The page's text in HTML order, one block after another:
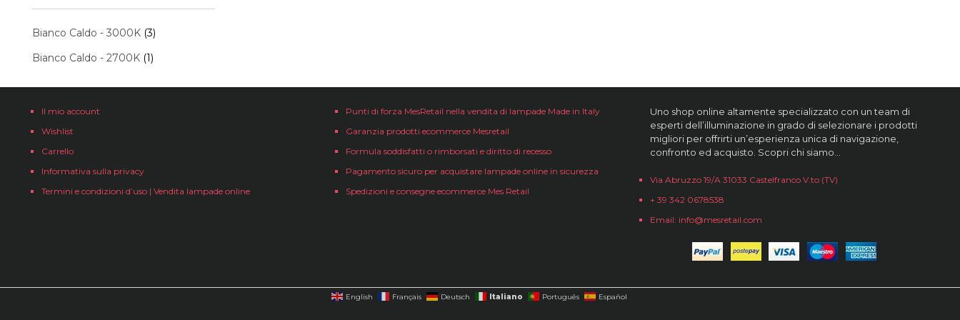
Bianco Caldo - 3000K (3)
Bianco Caldo - 2700K (1)
Il mio account
Wishlist
Carrello
Informativa sulla privacy
Termini e condizioni d’uso | Vendita lampade online
Punti di forza MesRetail nella vendita di lampade Made in Italy
Garanzia prodotti ecommerce Mesretail
Formula soddisfatti o rimborsati e diritto di recesso
Pagamento sicuro per acquistare lampade online in sicurezza
Spedizioni e consegne ecommerce Mes Retail
Uno shop online altamente specializzato con un team di
esperti dell’illuminazione in grado di selezionare i prodotti
migliori per offrirti un’esperienza unica di navigazione,
confronto ed acquisto. Scopri chi siamo…
Via Abruzzo 19/A 31033 Castelfranco V.to (TV)
+ 39 342 0678538
Email: info@mesretail.com
English Français Deutsch Italiano Português Español